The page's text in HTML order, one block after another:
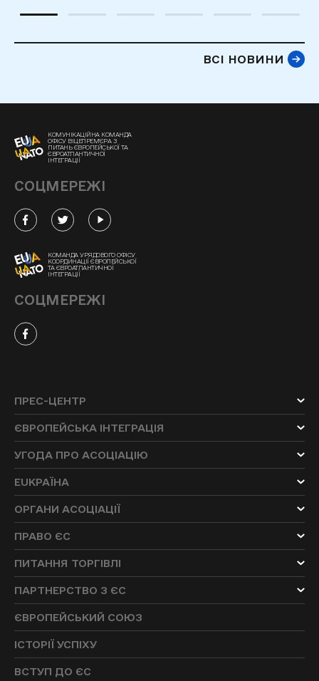
ВСІ НОВИНИ
КОМУНІКАЦІЙНА КОМАНДА
ОФІСУ ВІЦЕПРЕМ'ЄРА З
ПИТАНЬ ЄВРОПЕЙСЬКОЇ ТА
ЄВРОАТЛАНТИЧНОЇ
ІНТЕГРАЦІЇ
СОЦМЕРЕЖІ
КОМАНДА УРЯДОВОГО ОФІСУ
КООРДИНАЦІЇ ЄВРОПЕЙСЬКОЇ
ТА ЄВРОАТЛАНТИЧНОЇ
ІНТЕГРАЦІЇ
СОЦМЕРЕЖІ
ПРЕС-ЦЕНТР
ЄВРОПЕЙСЬКА ІНТЕГРАЦІЯ
УГОДА ПРО АСОЦІАЦІЮ
EUKРАЇНА
ОРГАНИ АСОЦІАЦІЇ
ПРАВО ЄС
ПИТАННЯ ТОРГІВЛІ
ПАРТНЕРСТВО З ЄС
ЄВРОПЕЙСЬКИЙ СОЮЗ
ІСТОРІЇ УСПІХУ
ВСТУП ДО ЄС